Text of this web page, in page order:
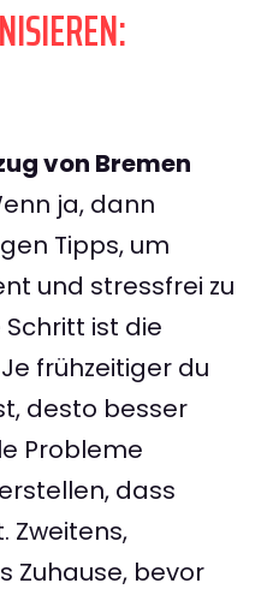
von Bremen
ja, dann
Tipps, um
und stressfrei zu
ist die
frühzeitiger du
desto besser
Probleme
dass
Zweitens,
Zuhause, bevor